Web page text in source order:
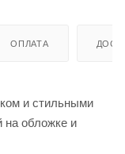
ОПЛАТА
и стильными
на обложке и